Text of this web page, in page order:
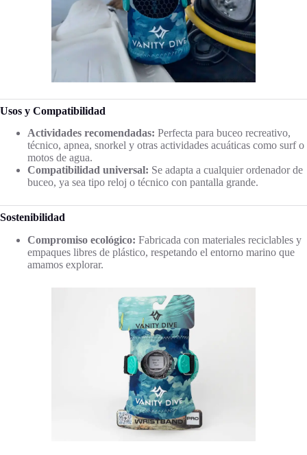
Usos y Compatibilidad
Actividades recomendadas: Perfecta para buceo recreativo,
técnico, apnea, snorkel y otras actividades acuáticas como surf o
motos de agua.
Compatibilidad universal: Se adapta a cualquier ordenador de
buceo, ya sea tipo reloj o técnico con pantalla grande.
Sostenibilidad
Compromiso ecológico: Fabricada con materiales reciclables y
empaques libres de plástico, respetando el entorno marino que
amamos explorar.